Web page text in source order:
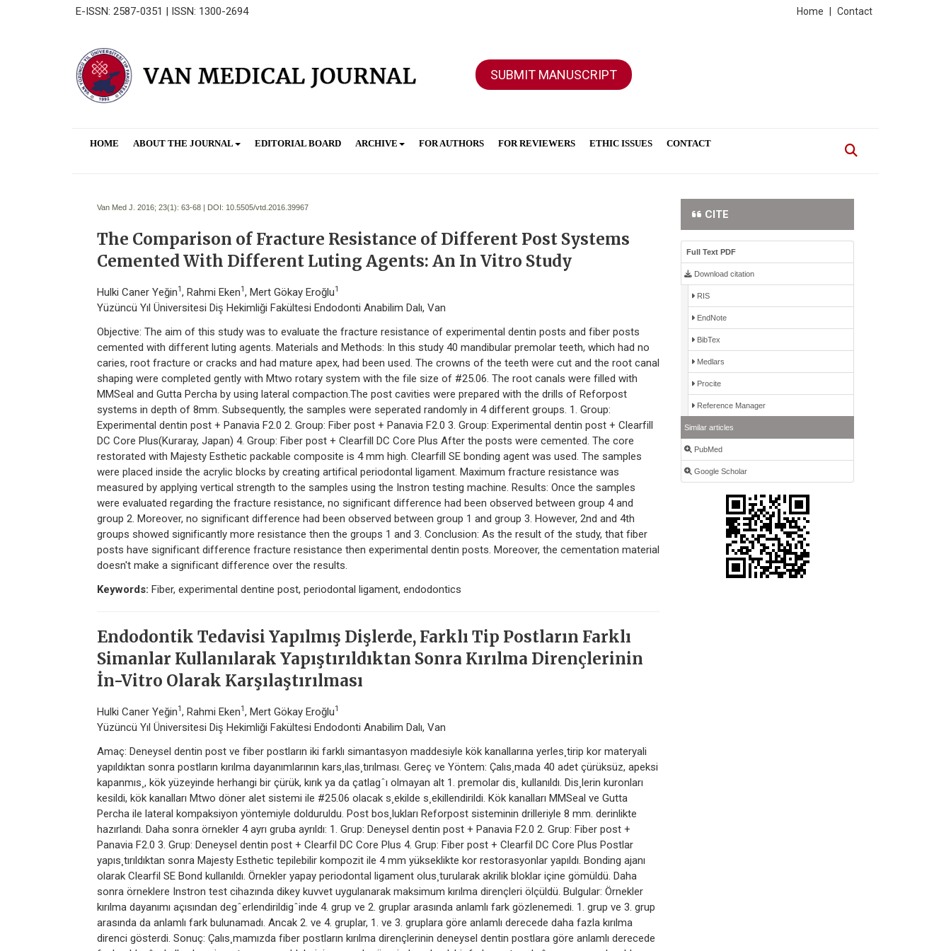
E-ISSN: 2587-0351 | ISSN: 1300-2694 Contact
Home
SUBMIT MANUSCRIPT
HOME ABOUT THE JOURNAL EDITORIAL BOARD ARCHIVE FOR AUTHORS FOR REVIEWERS ETHIC ISSUES CONTACT
Van Med J. 2016; 23(1): 63-68 | DOI: 10.5505/vtd.2016.39967
The Comparison of Fracture Resistance of Different Post Systems
Cemented With Different Luting Agents: An In Vitro Study
Hulki Caner Yeğin1 , Rahmi Eken1 , Mert Gökay Eroğlu1
Yüzüncü Yıl Üniversitesi Diş Hekimliği Fakültesi Endodonti Anabilim Dalı, Van
Objective: The aim of this study was to evaluate the fracture resistance of experimental dentin posts and fiber posts
cemented with different luting agents. Materials and Methods: In this study 40 mandibular premolar teeth, which had no
caries, root fracture or cracks and had mature apex, had been used. The crowns of the teeth were cut and the root canal
shaping were completed gently with Mtwo rotary system with the file size of #25.06. The root canals were filled with
MMSeal and Gutta Percha by using lateral compaction.The post cavities were prepared with the drills of Reforpost
systems in depth of 8mm. Subsequently, the samples were seperated randomly in 4 different groups. 1. Group:
Experimental dentin post + Panavia F2.0 2. Group: Fiber post + Panavia F2.0 3. Group: Experimental dentin post + Clearfill
DC Core Plus(Kuraray, Japan) 4. Group: Fiber post + Clearfill DC Core Plus After the posts were cemented. The core
restorated with Majesty Esthetic packable composite is 4 mm high. Clearfill SE bonding agent was used. The samples
were placed inside the acrylic blocks by creating artifical periodontal ligament. Maximum fracture resistance was
measured by applying vertical strength to the samples using the Instron testing machine. Results: Once the samples
were evaluated regarding the fracture resistance, no significant difference had been observed between group 4 and
group 2. Moreover, no significant difference had been observed between group 1 and group 3. However, 2nd and 4th
groups showed significantly more resistance then the groups 1 and 3. Conclusion: As the result of the study, that fiber
posts have significant difference fracture resistance then experimental dentin posts. Moreover, the cementation material
doesn't make a significant difference over the results.
Keywords: Fiber, experimental dentine post, periodontal ligament, endodontics
Endodontik Tedavisi Yapılmış Dişlerde, Farklı Tip Postların Farklı
Simanlar Kullanılarak Yapıştırıldıktan Sonra Kırılma Dirençlerinin
İn-Vitro Olarak Karşılaştırılması
Hulki Caner Yeğin1 , Rahmi Eken1 , Mert Gökay Eroğlu1
Yüzüncü Yıl Üniversitesi Diş Hekimliği Fakültesi Endodonti Anabilim Dalı, Van
Amaç: Deneysel dentin post ve fiber postların iki farklı simantasyon maddesiyle kök kanallarına yerles¸tirip kor materyali
yapıldıktan sonra postların kırılma dayanımlarının kars¸ılas¸tırılması. Gereç ve Yöntem: Çalıs¸mada 40 adet çürüksüz, apeksi
kapanmıs¸, kök yüzeyinde herhangi bir çürük, kırık ya da çatlagˆı olmayan alt 1. premolar dis¸ kullanıldı. Dis¸lerin kuronları
kesildi, kök kanalları Mtwo döner alet sistemi ile #25.06 olacak s¸ekilde s¸ekillendirildi. Kök kanalları MMSeal ve Gutta
Percha ile lateral kompaksiyon yöntemiyle dolduruldu. Post bos¸lukları Reforpost sisteminin drilleriyle 8 mm. derinlikte
hazırlandı. Daha sonra örnekler 4 ayrı gruba ayrıldı: 1. Grup: Deneysel dentin post + Panavia F2.0 2. Grup: Fiber post +
Panavia F2.0 3. Grup: Deneysel dentin post + Clearfil DC Core Plus 4. Grup: Fiber post + Clearfil DC Core Plus Postlar
yapıs¸tırıldıktan sonra Majesty Esthetic tepilebilir kompozit ile 4 mm yükseklikte kor restorasyonlar yapıldı. Bonding ajanı
olarak Clearfil SE Bond kullanıldı. Örnekler yapay periodontal ligament olus¸turularak akrilik bloklar içine gömüldü. Daha
sonra örneklere Instron test cihazında dikey kuvvet uygulanarak maksimum kırılma dirençleri ölçüldü. Bulgular: Örnekler
kırılma dayanımı açısından degˆerlendirildigˆinde 4. grup ve 2. gruplar arasında anlamlı fark gözlenemedi. 1. grup ve 3. grup
arasında da anlamlı fark bulunamadı. Ancak 2. ve 4. gruplar, 1. ve 3. gruplara göre anlamlı derecede daha fazla kırılma
direnci gösterdi. Sonuç: Çalıs¸mamızda fiber postların kırılma dirençlerinin deneysel dentin postlara göre anlamlı derecede
CITE
Full Text PDF
Download citation
RIS
EndNote
BibTex
Medlars
Procite
Reference Manager
Similar articles
PubMed
Google Scholar